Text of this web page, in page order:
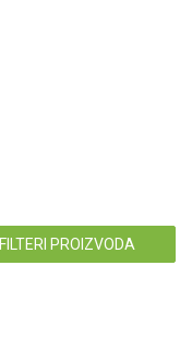
FILTERI PROIZVODA